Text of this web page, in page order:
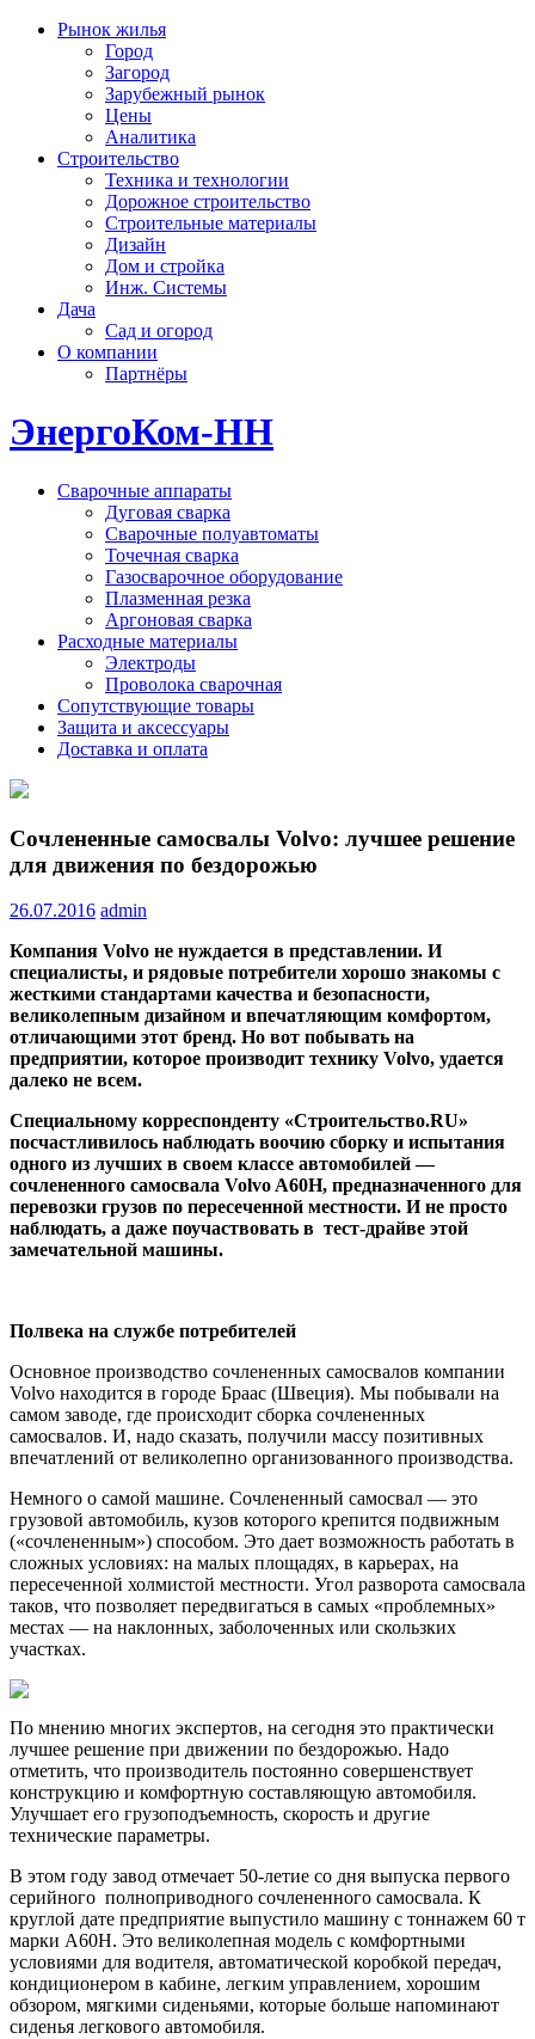
Рынок жилья
Город
Загород
Зарубежный рынок
Цены
Аналитика
Строительство
Техника и технологии
Дорожное строительство
Строительные материалы
Дизайн
Дом и стройка
Инж. Системы
Дача
Сад и огород
О компании
Партнёры
ЭнергоКом-НН
Сварочные аппараты
Дуговая сварка
Сварочные полуавтоматы
Точечная сварка
Газосварочное оборудование
Плазменная резка
Аргоновая сварка
Расходные материалы
Электроды
Проволока сварочная
Сопутствующие товары
Защита и аксессуары
Доставка и оплата
Сочлененные самосвалы Volvo: лучшее решение
для движения по бездорожью
26.07.2016 admin
Компания Volvo не нуждается в представлении. И
специалисты, и рядовые потребители хорошо знакомы с
жесткими стандартами качества и безопасности,
великолепным дизайном и впечатляющим комфортом,
отличающими этот бренд. Но вот побывать на
предприятии, которое производит технику Volvo, удается
далеко не всем.
Cпециальному корреспонденту «Строительство.RU»
посчастливилось наблюдать воочию сборку и испытания
одного из лучших в своем классе автомобилей —
сочлененного самосвала Volvo A60H, предназначенного для
перевозки грузов по пересеченной местности. И не просто
наблюдать, а даже поучаствовать в тест-драйве этой
замечательной машины.
Полвека на службе потребителей
Основное производство сочлененных самосвалов компании
Volvo находится в городе Браас (Швеция). Мы побывали на
самом заводе, где происходит сборка сочлененных
самосвалов. И, надо сказать, получили массу позитивных
впечатлений от великолепно организованного производства.
Немного о самой машине. Сочлененный самосвал — это
грузовой автомобиль, кузов которого крепится подвижным
(«сочлененным») способом. Это дает возможность работать в
сложных условиях: на малых площадях, в карьерах, на
пересеченной холмистой местности. Угол разворота самосвала
таков, что позволяет передвигаться в самых «проблемных»
местах — на наклонных, заболоченных или скользких
участках.
По мнению многих экспертов, на сегодня это практически
лучшее решение при движении по бездорожью. Надо
отметить, что производитель постоянно совершенствует
конструкцию и комфортную составляющую автомобиля.
Улучшает его грузоподъемность, скорость и другие
технические параметры.
В этом году завод отмечает 50-летие со дня выпуска первого
серийного полноприводного сочлененного самосвала. К
круглой дате предприятие выпустило машину с тоннажем 60 т
марки A60H. Это великолепная модель с комфортными
условиями для водителя, автоматической коробкой передач,
кондиционером в кабине, легким управлением, хорошим
обзором, мягкими сиденьями, которые больше напоминают
сиденья легкового автомобиля.